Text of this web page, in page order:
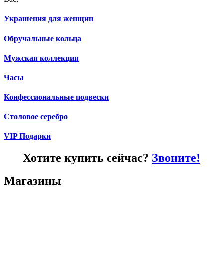
Украшения для женщин
Обручальные кольца
Мужская коллекция
Часы
Конфессиональные подвески
Столовое серебро
VIP Подарки
Хотите купить сейчас? Звоните!
Магазины